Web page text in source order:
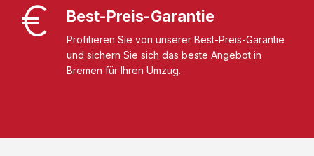
Best-Preis-Garantie
Profitieren Sie von unserer Best-Preis-Garantie
und sichern Sie sich das beste Angebot in
Bremen für Ihren Umzug.